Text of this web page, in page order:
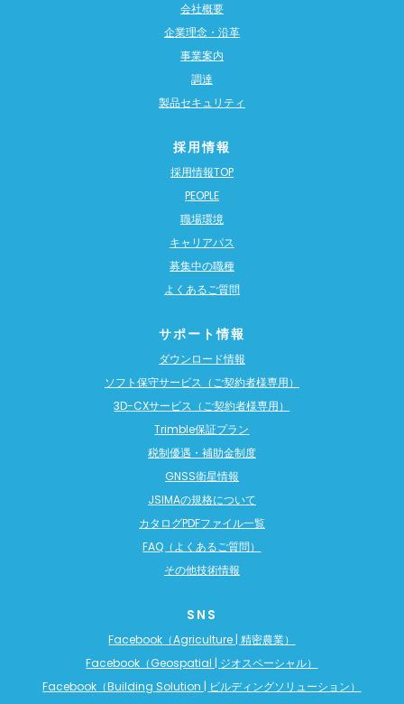
会社概要
企業理念・沿革
事業案内
調達
製品セキュリティ
採用情報
採用情報TOP
PEOPLE
職場環境
キャリアパス
募集中の職種
よくあるご質問
サポート情報
ダウンロード情報
ソフト保守サービス（ご契約者様専用）
3D-CXサービス（ご契約者様専用）
Trimble保証プラン
税制優遇・補助金制度
GNSS衛星情報
JSIMAの規格について
カタログPDFファイル一覧
FAQ（よくあるご質問）
その他技術情報
SNS
Facebook（Agriculture | 精密農業）
Facebook（Geospatial | ジオスペーシャル）
Facebook（Building Solution | ビルディングソリューション）